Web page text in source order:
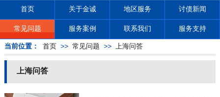
首页 关于金诚 地区服务 讨债新闻
常见问题 服务案例 联系我们 服务支持
当前位置： 首页 >> 常见问题 >> 上海问答
上海问答